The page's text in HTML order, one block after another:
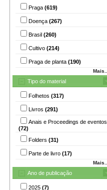
Praga (619)
Doença (267)
Brasil (260)
Cultivo (214)
Praga de planta (190)
Mais...
Tipo do material
Folhetos (317)
Livros (291)
Anais e Proceedings de eventos
(72)
Folders (31)
Parte de livro (17)
Mais...
Ano de publicação
2025 (7)